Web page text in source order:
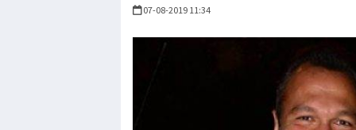
07-08-2019 11:34